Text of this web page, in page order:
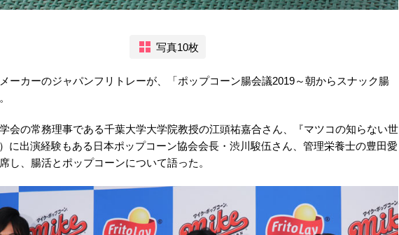
写真10枚
ーカーのジャパンフリトレーが、「ポップコーン腸会議2019～朝からスナック腸
会の常務理事である千葉大学大学院教授の江頭祐嘉合さん、『マツコの知らない世
に出演経験もある日本ポップコーン協会会長・渋川駿伍さん、管理栄養士の豊田愛
し、腸活とポップコーンについて語った。